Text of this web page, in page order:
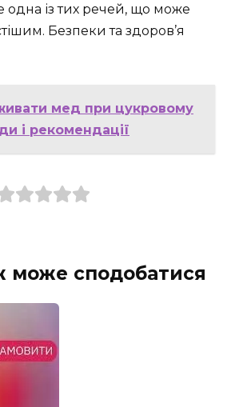
одна із тих речей, що може
Безпеки та здоров’я
мед при цукровому
і рекомендації
може сподобатися